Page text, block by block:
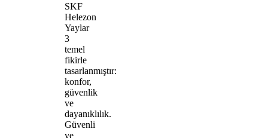
SKF
Helezon
Yaylar
3
temel
fikirle
tasarlanmıştır:
konfor,
güvenlik
ve
dayanıklılık.
Güvenli
ve